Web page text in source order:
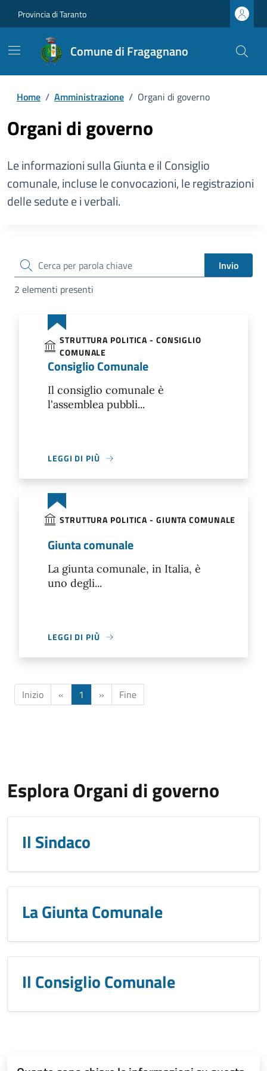
Provincia di Taranto
Comune di Fragagnano
Home / Amministrazione / Organi di governo
Organi di governo
Le informazioni sulla Giunta e il Consiglio
comunale, incluse le convocazioni, le registrazioni
delle sedute e i verbali.
cerca
Invio
2 elementi presenti
STRUTTURA POLITICA - CONSIGLIO
COMUNALE
Consiglio Comunale
Il consiglio comunale è
l'assemblea pubbli...
LEGGI DI PIÙ
STRUTTURA POLITICA - GIUNTA COMUNALE
Giunta comunale
La giunta comunale, in Italia, è
uno degli...
LEGGI DI PIÙ
Inizio « 1 » Fine
Esplora Organi di governo
Il Sindaco
La Giunta Comunale
Il Consiglio Comunale